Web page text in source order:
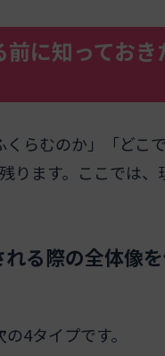
に知ってお
くらむのか」「ど
ります。ここでは
る際の全体像
4タイプです。